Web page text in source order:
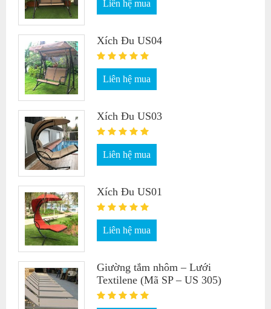
Liên hệ mua
Xích Đu US04
Liên hệ mua
Xích Đu US03
Liên hệ mua
Xích Đu US01
Liên hệ mua
Giường tắm nhôm – Lưới
Textilene (Mã SP – US 305)